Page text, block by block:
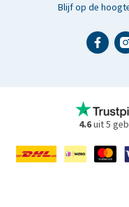
Blijf op de
4.6uit 5